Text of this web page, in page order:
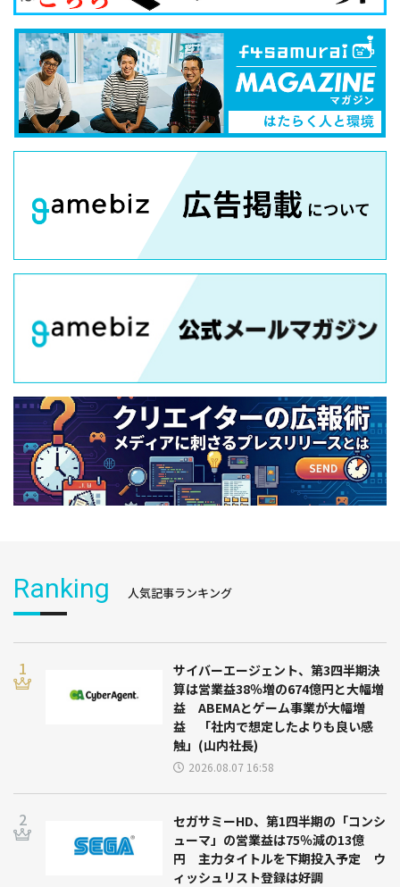
Ranking 人気記事ランキング
サイバーエージェント、第3四半期決
算は営業益38％増の674億円と大幅増
益 ABEMAとゲーム事業が大幅増
益 「社内で想定したよりも良い感
触」(山内社長)
2026.08.07 16:58
セガサミーHD、第1四半期の「コンシ
ューマ」の営業益は75％減の13億
円 主力タイトルを下期投入予定 ウ
ィッシュリスト登録は好調